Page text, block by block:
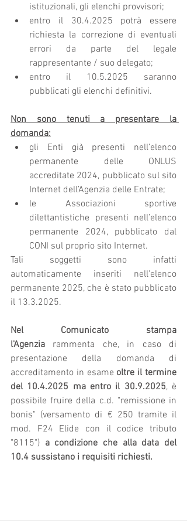
istituzionali, gli elenchi provvisori;
entro il 30.4.2025 potrà essere
richiesta la correzione di eventuali
errori da parte del legale
rappresentante / suo delegato;
entro il 10.5.2025 saranno
pubblicati gli elenchi definitivi.
Non sono tenuti a presentare la
domanda:
gli Enti già presenti nell’elenco
permanente delle ONLUS
accreditate 2024, pubblicato sul sito
Internet dell’Agenzia delle Entrate;
le Associazioni sportive
dilettantistiche presenti nell’elenco
permanente 2024, pubblicato dal
CONI sul proprio sito Internet.
Tali soggetti sono infatti
automaticamente inseriti nell'elenco
permanente 2025, che è stato pubblicato
il 13.3.2025.
Nel Comunicato stampa
l'Agenzia rammenta che, in caso di
presentazione della domanda di
accreditamento in esame oltre il termine
del 10.4.2025 ma entro il 30.9.2025, è
possibile fruire della c.d. "remissione in
bonis" (versamento di € 250 tramite il
mod. F24 Elide con il codice tributo
"8115") a condizione che alla data del
10.4 sussistano i requisiti richiesti.